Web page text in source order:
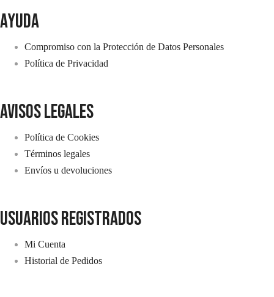
AYUDA
Compromiso con la Protección de Datos Personales
Política de Privacidad
avisos legales
Política de Cookies
Términos legales
Envíos u devoluciones
usuarios registrados
Mi Cuenta
Historial de Pedidos